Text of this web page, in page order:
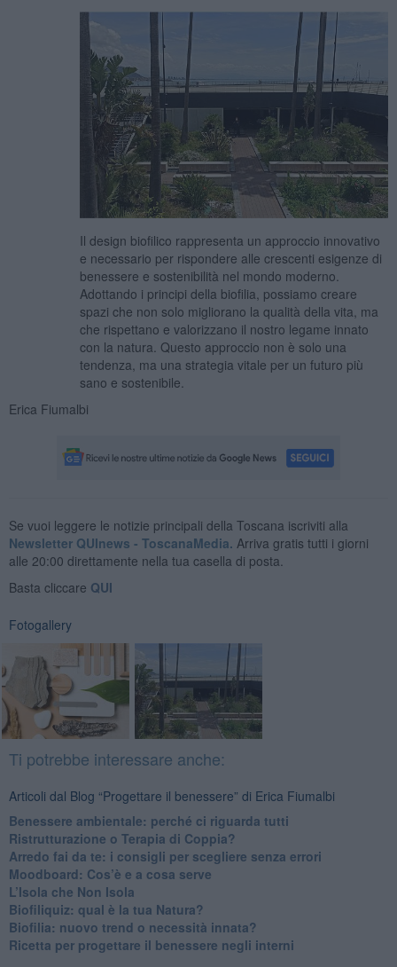
Il design biofilico rappresenta un approccio innovativo
e necessario per rispondere alle crescenti esigenze di
benessere e sostenibilità nel mondo moderno.
Adottando i principi della biofilia, possiamo creare
spazi che non solo migliorano la qualità della vita, ma
che rispettano e valorizzano il nostro legame innato
con la natura. Questo approccio non è solo una
tendenza, ma una strategia vitale per un futuro più
sano e sostenibile.
Erica Fiumalbi
Se vuoi leggere le notizie principali della Toscana iscriviti alla
Newsletter QUInews - ToscanaMedia. Arriva gratis tutti i giorni
alle 20:00 direttamente nella tua casella di posta.
Basta cliccare QUI
Fotogallery
Ti potrebbe interessare anche:
Articoli dal Blog “Progettare il benessere” di Erica Fiumalbi
Benessere ambientale: perché ci riguarda tutti
Ristrutturazione o Terapia di Coppia?
​Arredo fai da te: i consigli per scegliere senza errori
Moodboard: Cos’è e a cosa serve
L’Isola che Non Isola
​Biofiliquiz: qual è la tua Natura?
​Biofilia: nuovo trend o necessità innata?
​Ricetta per progettare il benessere negli interni